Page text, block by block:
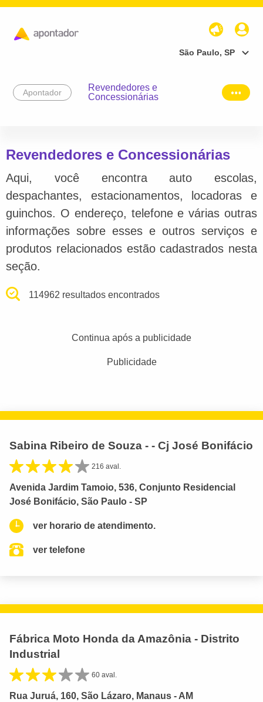
São Paulo, SP
Apontador
Revendedores e
Concessionárias
Revendedores e Concessionárias
Aqui, você encontra auto escolas,
despachantes, estacionamentos, locadoras e
guinchos. O endereço, telefone e várias outras
informações sobre esses e outros serviços e
produtos relacionados estão cadastrados nesta
seção.
114962 resultados encontrados
Continua após a publicidade
Publicidade
Sabina Ribeiro de Souza - - Cj José Bonifácio
216 aval.
Avenida Jardim Tamoio, 536, Conjunto Residencial
José Bonifácio, São Paulo - SP
ver horario de atendimento.
ver telefone
Fábrica Moto Honda da Amazônia - Distrito
Industrial
60 aval.
Rua Juruá, 160, São Lázaro, Manaus - AM